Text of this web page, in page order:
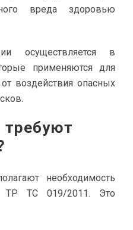
вреда здоровью
осуществляется в
применяются для
воздействия опасных
требуют
необходимость
ТР ТС 019/2011. Это